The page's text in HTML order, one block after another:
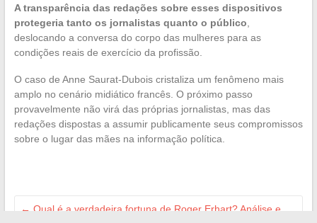
A transparência das redações sobre esses dispositivos
protegeria tanto os jornalistas quanto o público
deslocando a conversa do corpo das mulheres para as
condições reais de exercício da profissão.
O caso de Anne Saurat-Dubois cristaliza um fenômeno mais
amplo no cenário midiático francês. O próximo passo
provavelmente não virá das próprias jornalistas, mas das
redações dispostas a assumir publicamente seus compromissos
sobre o lugar das mães na informação política.
← Qual é a verdadeira fortuna de Roger Erhart? Análise e